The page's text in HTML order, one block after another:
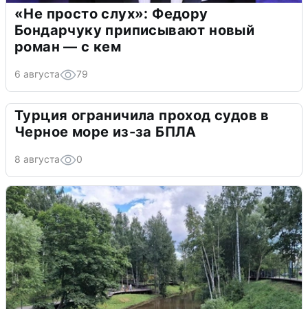
«Не просто слух»: Федору
Бондарчуку приписывают новый
роман — с кем
6 августа 79
Турция ограничила проход судов в
Черное море из-за БПЛА
8 августа 0